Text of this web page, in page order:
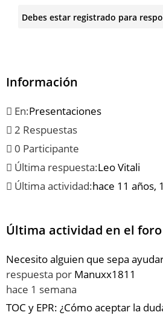
Debes estar registrado para
Información
En:Presentaciones
2 Respuestas
0 Participante
Última respuesta:Leo Vitali
Última actividad:hace 11 años,
Última actividad en el foro
Necesito alguien que sepa
respuesta por Manuxx1811
hace 1 semana
TOC y EPR: ¿Cómo aceptar la